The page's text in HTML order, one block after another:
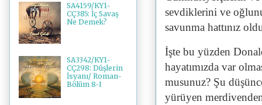
sevdiklerini ve
savunma hattınız
İşte bu yüzden
hayatımızda var
musunuz? Şu
yürüyen
SA4159/KY1-
CÇ385: İç Savaş
Ne Demek?
SA3342/KY1-
CÇ298: Düşlerin
İsyanı/ Roman-
Bölüm 8-I